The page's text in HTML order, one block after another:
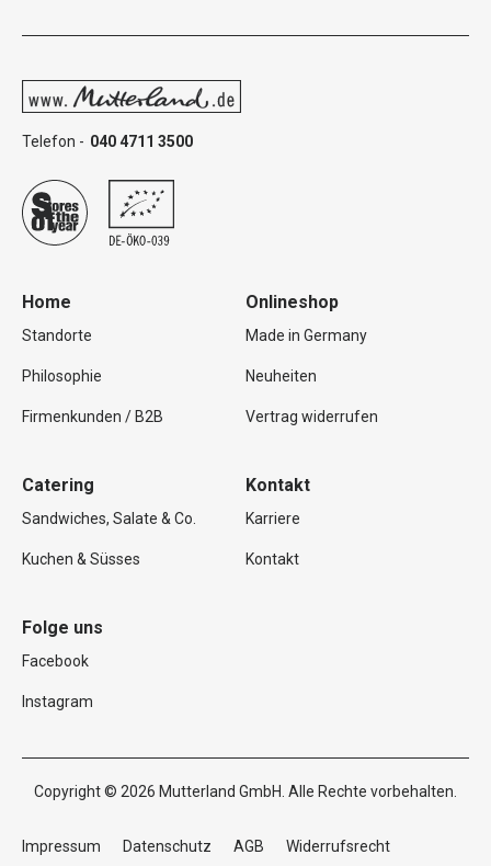
Telefon - 040 4711 3500
Home
Standorte
Philosophie
Firmenkunden / B2B
Onlineshop
Made in Germany
Neuheiten
Vertrag widerrufen
Catering
Sandwiches, Salate & Co.
Kuchen & Süsses
Kontakt
Karriere
Kontakt
Folge uns
Facebook
Instagram
Copyright © 2026 Mutterland GmbH. Alle Rechte vorbehalten.
Impressum Datenschutz AGB Widerrufsrecht